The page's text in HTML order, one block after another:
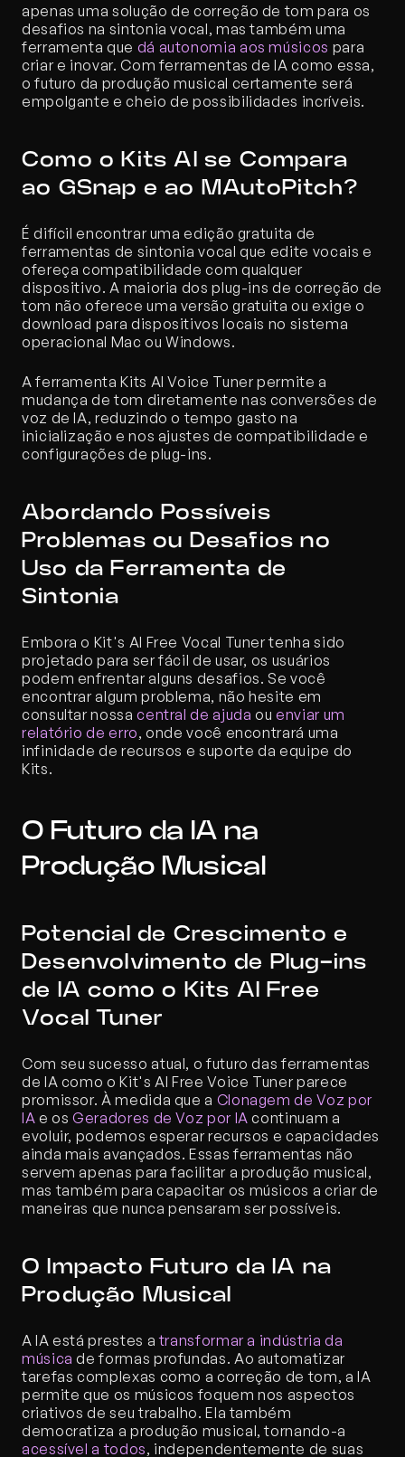
apenas uma solução de correção de tom para os
desafios na sintonia vocal, mas também uma
ferramenta que dá autonomia aos músicos para
criar e inovar. Com ferramentas de IA como essa,
o futuro da produção musical certamente será
empolgante e cheio de possibilidades incríveis.
Como o Kits AI se Compara
ao GSnap e ao MAutoPitch?
É difícil encontrar uma edição gratuita de
ferramentas de sintonia vocal que edite vocais e
ofereça compatibilidade com qualquer
dispositivo. A maioria dos plug-ins de correção de
tom não oferece uma versão gratuita ou exige o
download para dispositivos locais no sistema
operacional Mac ou Windows.
A ferramenta Kits AI Voice Tuner permite a
mudança de tom diretamente nas conversões de
voz de IA, reduzindo o tempo gasto na
inicialização e nos ajustes de compatibilidade e
configurações de plug-ins.
Abordando Possíveis
Problemas ou Desafios no
Uso da Ferramenta de
Sintonia
Embora o Kit's AI Free Vocal Tuner tenha sido
projetado para ser fácil de usar, os usuários
podem enfrentar alguns desafios. Se você
encontrar algum problema, não hesite em
consultar nossa central de ajuda ou enviar um
relatório de erro, onde você encontrará uma
infinidade de recursos e suporte da equipe do
Kits.
O Futuro da IA na
Produção Musical
Potencial de Crescimento e
Desenvolvimento de Plug-ins
de IA como o Kits AI Free
Vocal Tuner
Com seu sucesso atual, o futuro das ferramentas
de IA como o Kit's AI Free Voice Tuner parece
promissor. À medida que a Clonagem de Voz por
IA e os Geradores de Voz por IA continuam a
evoluir, podemos esperar recursos e capacidades
ainda mais avançados. Essas ferramentas não
servem apenas para facilitar a produção musical,
mas também para capacitar os músicos a criar de
maneiras que nunca pensaram ser possíveis.
O Impacto Futuro da IA na
Produção Musical
A IA está prestes a transformar a indústria da
música de formas profundas. Ao automatizar
tarefas complexas como a correção de tom, a IA
permite que os músicos foquem nos aspectos
criativos de seu trabalho. Ela também
acessível a todos, independentemente de suas